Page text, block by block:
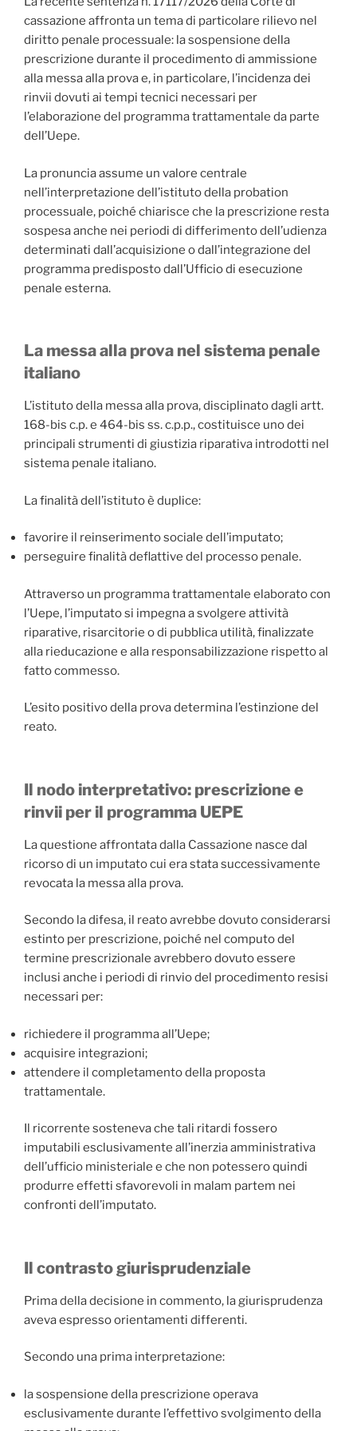
cassazione affronta un tema di particolare rilievo nel
diritto penale processuale: la sospensione della
prescrizione durante il procedimento di ammissione
alla messa alla prova e, in particolare, l’incidenza dei
rinvii dovuti ai tempi tecnici necessari per
l’elaborazione del programma trattamentale da parte
dell’Uepe.
La pronuncia assume un valore centrale
nell’interpretazione dell’istituto della probation
processuale, poiché chiarisce che la prescrizione resta
sospesa anche nei periodi di differimento dell’udienza
determinati dall’acquisizione o dall’integrazione del
programma predisposto dall’Ufficio di esecuzione
penale esterna.
La messa alla prova nel sistema penale
italiano
L’istituto della messa alla prova, disciplinato dagli artt.
168-bis c.p. e 464-bis ss. c.p.p., costituisce uno dei
principali strumenti di giustizia riparativa introdotti nel
sistema penale italiano.
La finalità dell’istituto è duplice:
favorire il reinserimento sociale dell’imputato;
perseguire finalità deflattive del processo penale.
Attraverso un programma trattamentale elaborato con
l’Uepe, l’imputato si impegna a svolgere attività
riparative, risarcitorie o di pubblica utilità, finalizzate
alla rieducazione e alla responsabilizzazione rispetto al
fatto commesso.
L’esito positivo della prova determina l’estinzione del
reato.
Il nodo interpretativo: prescrizione e
rinvii per il programma UEPE
La questione affrontata dalla Cassazione nasce dal
ricorso di un imputato cui era stata successivamente
revocata la messa alla prova.
Secondo la difesa, il reato avrebbe dovuto considerarsi
estinto per prescrizione, poiché nel computo del
termine prescrizionale avrebbero dovuto essere
inclusi anche i periodi di rinvio del procedimento resisi
necessari per:
richiedere il programma all’Uepe;
acquisire integrazioni;
attendere il completamento della proposta
trattamentale.
Il ricorrente sosteneva che tali ritardi fossero
imputabili esclusivamente all’inerzia amministrativa
dell’ufficio ministeriale e che non potessero quindi
produrre effetti sfavorevoli in malam partem nei
confronti dell’imputato.
Il contrasto giurisprudenziale
Prima della decisione in commento, la giurisprudenza
aveva espresso orientamenti differenti.
Secondo una prima interpretazione:
la sospensione della prescrizione operava
esclusivamente durante l’effettivo svolgimento della